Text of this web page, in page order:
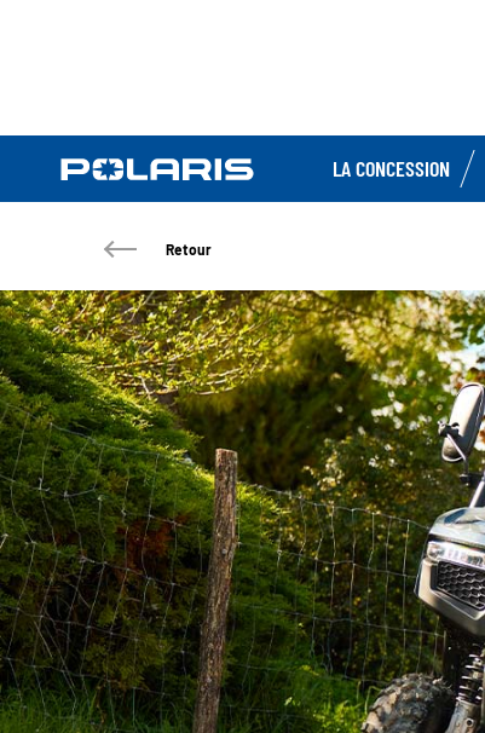
LA CONCESSION
Retour